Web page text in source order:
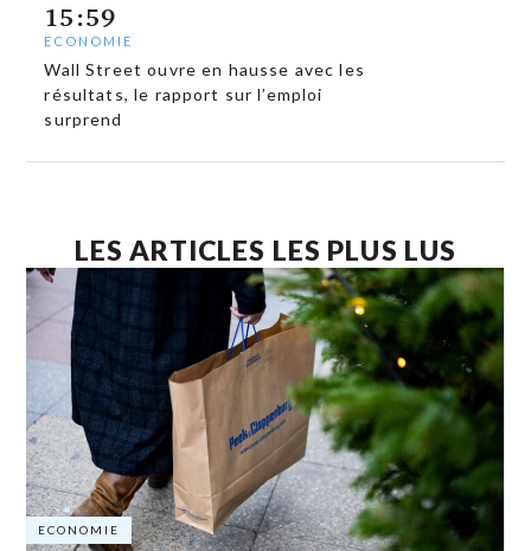
15:59
ECONOMIE
Wall Street ouvre en hausse avec les
résultats, le rapport sur l’emploi
surprend
LES ARTICLES LES PLUS LUS
ECONOMIE